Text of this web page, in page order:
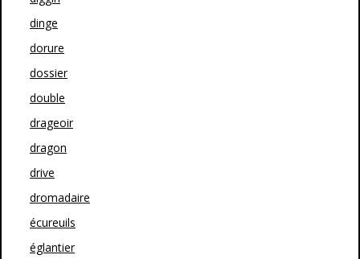
dinge
dorure
dossier
double
drageoir
dragon
drive
dromadaire
écureuils
églantier